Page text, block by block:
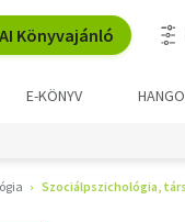
AI Könyvajánló
E-KÖNYV
Szociálpszichológia,